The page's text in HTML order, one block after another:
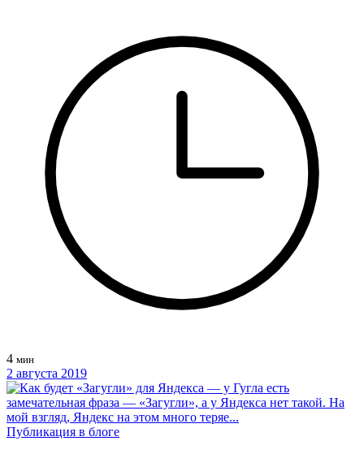
4 мин
2 августа 2019
Публикация в блоге